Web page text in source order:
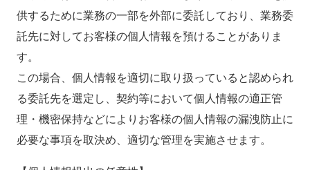
供するために業務の一部を外部に委託しており、業務委
託先に対してお客様の個人情報を預けることがありま
す。
この場合、個人情報を適切に取り扱っていると認められ
る委託先を選定し、契約等において個人情報の適正管
理・機密保持などによりお客様の個人情報の漏洩防止に
必要な事項を取決め、適切な管理を実施させます。